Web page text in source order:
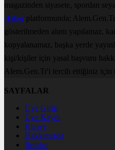
magazinden siyasete, spordan
Haberplatformunda;
gösterilmeden alıntı yapılamaz,
kopyalanamaz, başka yerde
kişi/kişiler için yasal başvuru
Alem.Gen.Tr'i tercih ettiğiniz için
SAYFALAR
Üye Girişi
Üye Kaydı
Künye
Hakkımızda
İletişim